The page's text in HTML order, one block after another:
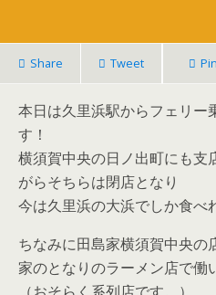
Share Tweet Pin
本日は久里浜駅からフェリー
す！
横須賀中央の日ノ出町にも支
がらそちらは閉店となり
今は久里浜の大浜でしか食べ
ちなみに田島家横須賀中央の
家のとなりのラーメン店で働